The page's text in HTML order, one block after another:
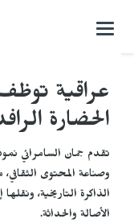
التحكم
عراقية توظف
الحضارة
تقدم جمان السامرائي
وصناعة المحتوى
الذاكرة التاريخية،
الأصالة والحداثة.